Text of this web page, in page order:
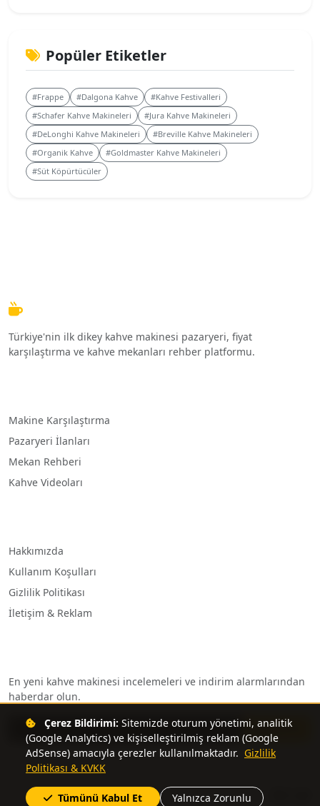
Popüler Etiketler
#Frappe #Dalgona Kahve
#Kahve Festivalleri
#Schafer Kahve Makineleri
#Jura Kahve Makineleri
#DeLonghi Kahve Makineleri
#Breville Kahve Makineleri
#Organik Kahve
#Goldmaster Kahve Makineleri
#Süt Köpürtücüler
Türkiye'nin ilk dikey kahve makinesi pazaryeri, fiyat
karşılaştırma ve kahve mekanları rehber platformu.
Makine Karşılaştırma
Pazaryeri İlanları
Mekan Rehberi
Kahve Videoları
Hakkımızda
Kullanım Koşulları
Gizlilik Politikası
İletişim & Reklam
En yeni kahve makinesi incelemeleri ve indirim alarmlarından
haberdar olun.
E-posta adresiniz Abone Ol
© 2026 KahveMakineleri.com. Tüm hakları saklıdır.
Çerez Bildirimi: Sitemizde oturum yönetimi, analitik
(Google Analytics) ve kişiselleştirilmiş reklam (Google
AdSense) amacıyla çerezler kullanılmaktadır. Gizlilik
Politikası & KVKK
Tümünü Kabul Et Yalnızca Zorunlu